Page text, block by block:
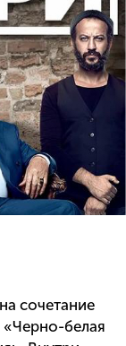
сочетание
«Черно-белая